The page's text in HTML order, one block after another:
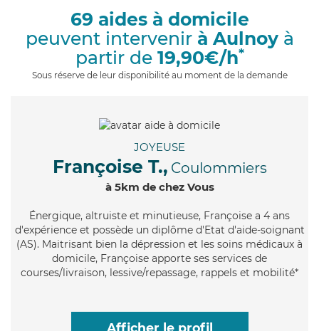
69 aides à domicile
peuvent intervenir à Aulnoyà
partir de 19,90€/h*
Sous réserve de leur disponibilité au moment de la demande
JOYEUSE
Françoise T., Coulommiers
à 5km de chez Vous
Énergique, altruiste et minutieuse, Françoise a 4 ans
d'expérience et possède un diplôme d'Etat d'aide-soignant
(AS). Maitrisant bien la dépression et les soins médicaux à
domicile, Françoise apporte ses services de
courses/livraison, lessive/repassage, rappels et mobilité*